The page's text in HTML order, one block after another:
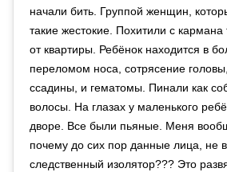
начали бить. Группой женщин,
такие жестокие. Похитили с
от квартиры. Ребёнок находится в
переломом носа, сотрясение
ссадины, и гематомы. Пинали как
волосы. На глазах у маленького
дворе. Все были пьяные. Меня
почему до сих пор данные лица, не
следственный изолятор??? Это